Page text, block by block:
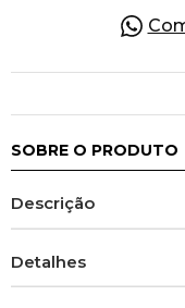
SOBRE O PRODUTO
Descrição
Detalhes